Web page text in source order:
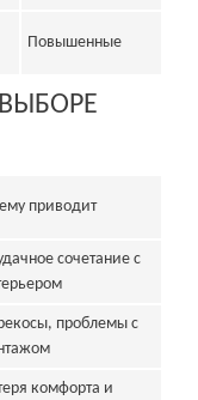
Повышенные
приводит
сочетание с
проблемы с
комфорта и